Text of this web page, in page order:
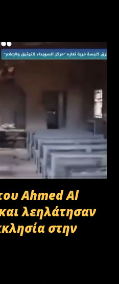
Ahmed Al
λεηλάτησαν
στην